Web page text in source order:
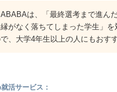
は、「最終選考まで進ん
がなく落ちてしまった学生」
、大学4年生以上の人にもおす
活サービス：